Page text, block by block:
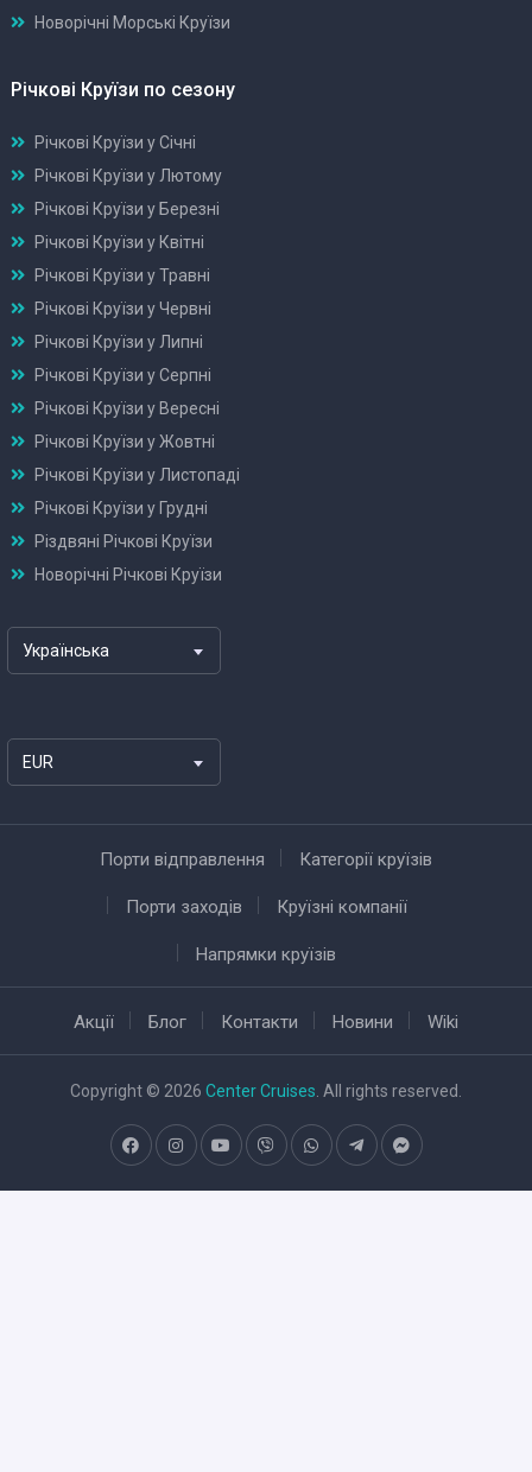
Новорічні Морські Круїзи
Річкові Круїзи по сезону
Річкові Круїзи у Січні
Річкові Круїзи у Лютому
Річкові Круїзи у Березні
Річкові Круїзи у Квітні
Річкові Круїзи у Травні
Річкові Круїзи у Червні
Річкові Круїзи у Липні
Річкові Круїзи у Серпні
Річкові Круїзи у Вересні
Річкові Круїзи у Жовтні
Річкові Круїзи у Листопаді
Річкові Круїзи у Грудні
Різдвяні Річкові Круїзи
Новорічні Річкові Круїзи
Українська
EUR
Порти відправлення Категорії круїзів
Порти заходів Круїзні компанії
Напрямки круїзів
Акції Блог Контакти Новини Wiki
Copyright © 2026 Center Cruises . All rights reserved.